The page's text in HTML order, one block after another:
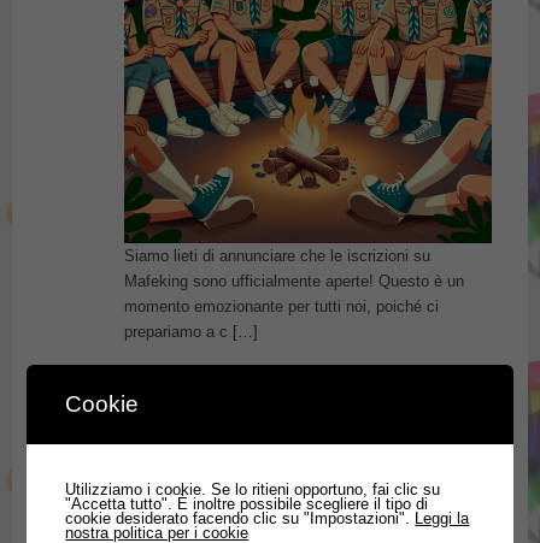
Siamo lieti di annunciare che le iscrizioni su
Mafeking sono ufficialmente aperte! Questo è un
momento emozionante per tutti noi, poiché ci
prepariamo a c […]
mafeking
Benvenuti su Mafeking.org
Siamo entusiasti di darvi il benvenuto su Mafeking,
Cookie
Utilizziamo i cookie. Se lo ritieni opportuno, fai clic su
"Accetta tutto". È inoltre possibile scegliere il tipo di
cookie desiderato facendo clic su "Impostazioni". Leggi la
nostra politica per i cookie